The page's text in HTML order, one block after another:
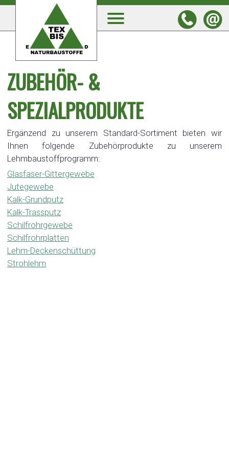
ZUBEHÖR- &
SPEZIALPRODUKTE
Ergänzend zu unserem Standard-Sortiment bieten wir
Ihnen folgende Zubehörprodukte zu unserem
Lehmbaustoffprogramm:
Glasfaser-Gittergewebe
Jutegewebe
Kalk-Grundputz
Kalk-Trassputz
Schilfrohrgewebe
Schilfrohrplatten
Lehm-Deckenschüttung
Strohlehm